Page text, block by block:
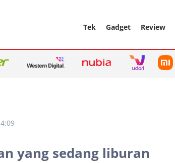
Tek Gadget Review
yang sedang liburan